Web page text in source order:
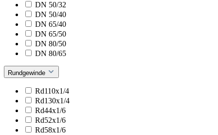
DN 50/32
DN 50/40
DN 65/40
DN 65/50
DN 80/50
DN 80/65
Rundgewinde
Rd110x1/4
Rd130x1/4
Rd44x1/6
Rd52x1/6
Rd58x1/6